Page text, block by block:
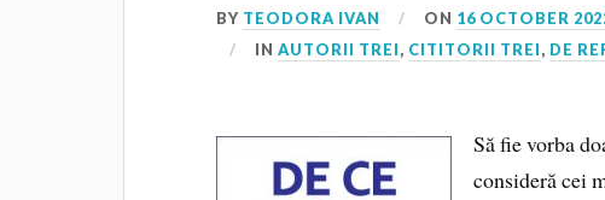
BY TEODORA IVAN ON 16 OCTOBER
INAUTORII TREI, CITITORII TREI, DE
Să fie vorba
consideră cei